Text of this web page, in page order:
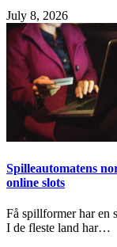
July 8, 2026
Spilleautomatens
online slots
Få spillformer har en
I de fleste land har…